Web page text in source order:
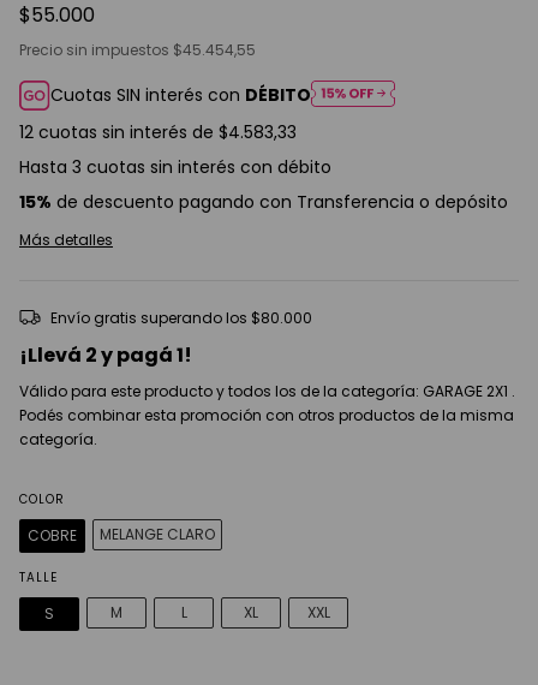
$55.000
Precio sin impuestos $45.454,55
Cuotas SIN interés con DÉBITO
12 cuotas sin interés de $4.583,33
Hasta 3 cuotas sin interés con débito
15% de descuento pagando con Transferencia o depósito
Más detalles
Envío gratis superando los $80.000
¡Llevá 2 y pagá 1!
Válido para este producto y todos los de la categoría: GARAGE 2X1 .
Podés combinar esta promoción con otros productos de la misma
categoría.
COLOR
COBRE MELANGE CLARO
TALLE
S M L XL XXL